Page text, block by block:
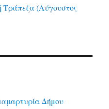
Τράπεζα (Αύγουστος
Δήμου